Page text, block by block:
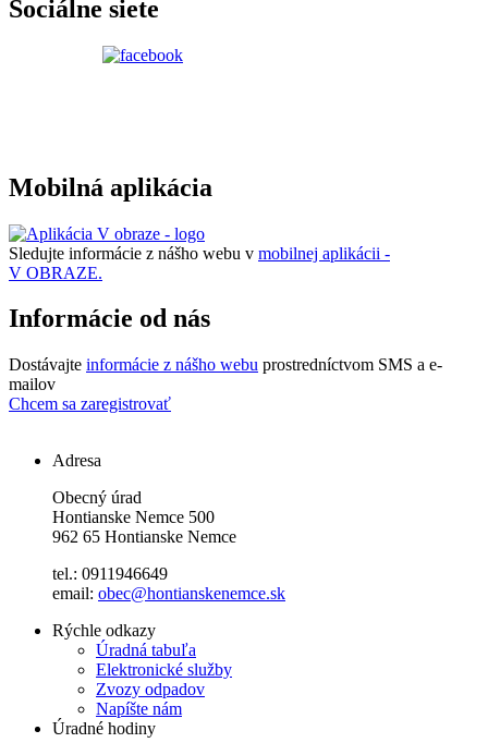
Sociálne siete
Mobilná aplikácia
Sledujte informácie z nášho webu v mobilnej aplikácii -
V OBRAZE.
Informácie od nás
Dostávajte informácie z nášho webu prostredníctvom SMS a e-
mailov
Chcem sa zaregistrovať
Adresa
Obecný úrad
Hontianske Nemce 500
962 65 Hontianske Nemce
tel.: 0911946649
email: obec@hontianskenemce.sk
Rýchle odkazy
Úradná tabuľa
Elektronické služby
Zvozy odpadov
Napíšte nám
Úradné hodiny